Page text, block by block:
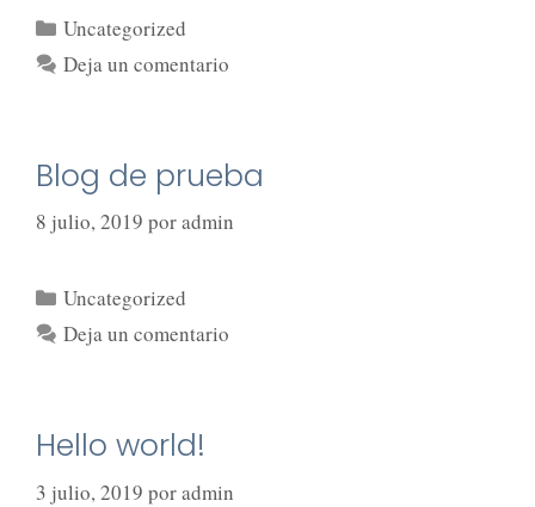
Uncategorized
Deja un comentario
Blog de prueba
8 julio, 2019 poradmin
Uncategorized
Deja un comentario
Hello world!
3 julio, 2019 poradmin